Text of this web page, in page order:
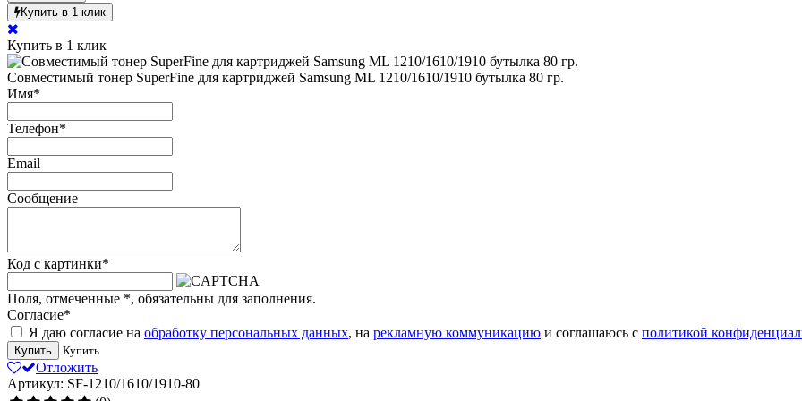
Купить в 1 клик
Купить в 1 клик
Совместимый тонер SuperFine для картриджей Samsung ML 1210/1610/1910 бутылка 80 гр.
Имя*
Телефон*
Email
Сообщение
Код с картинки*
Поля, отмеченные *, обязательны для заполнения.
Согласие*
Я даю согласие на обработку персональных данных, на рекламную коммуникацию и соглашаюсь с политикой
Купить Купить
Отложить
Артикул: SF-1210/1610/1910-80